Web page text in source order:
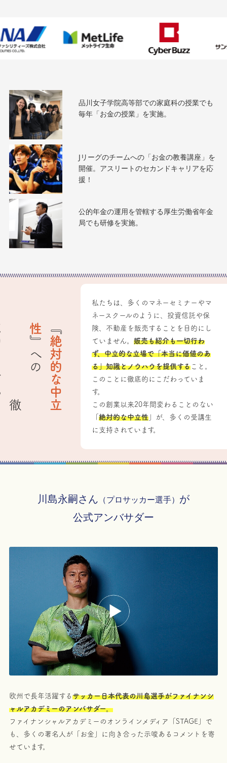
品川女子学院高等部での家庭科の授業でも
毎年「お金の授業」を実施。
Jリーグのチームへの「お金の教養講座」を
開催。アスリートのセカンドキャリアを応
援！
公的年金の運用を管轄する厚生労働省年金
局でも研修を実施。
『
絶
対
的
な
中
立
性
』への
徹
的
な
こ
だ
わ
私たちは、多くのマネーセミナーやマ
ネースクールのように、投資信託や保
険、不動産を販売することを目的にし
ていません。販売も紹介も一切行わ
ず、中立的な立場で「本当に価値のあ
る」知識とノウハウを提供する こと。
このことに徹底的にこだわっていま
す。
この創業以来20年間変わることのない
「絶対的な中立性 」が、多くの受講生
に支持されています。
川島永嗣さん （プロサッカー選手） が
公式アンバサダー
欧州で長年活躍する サッカー日本代表の川島選手がファイナンシ
ャルアカデミーのアンバサダー。
ファイナンシャルアカデミーのオンラインメディア「STAGE」で
も、多くの著名人が「お金」に向き合った示唆あるコメントを寄
せています。